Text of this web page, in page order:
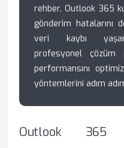
rehber, Outlook 365
gönderim hatalarını
veri kaybı
profesyonel çözüm
performansını
yöntemlerini adım
Outlook 365